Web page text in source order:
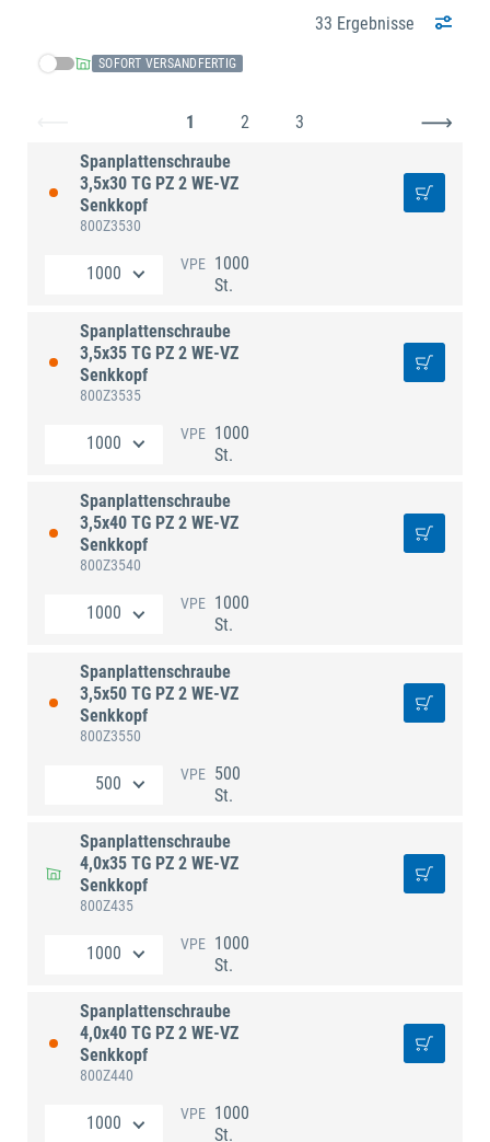
33 Ergebnisse
SOFORT VERSANDFERTIG
1 2
3
Spanplattenschraube
3,5x30 TG PZ 2 WE-VZ
Senkkopf
800Z3530
VPE 1000
St.
Spanplattenschraube
3,5x35 TG PZ 2 WE-VZ
Senkkopf
800Z3535
VPE 1000
St.
Spanplattenschraube
3,5x40 TG PZ 2 WE-VZ
Senkkopf
800Z3540
VPE 1000
St.
Spanplattenschraube
3,5x50 TG PZ 2 WE-VZ
Senkkopf
800Z3550
VPE 500
St.
Spanplattenschraube
4,0x35 TG PZ 2 WE-VZ
Senkkopf
800Z435
VPE 1000
St.
Spanplattenschraube
4,0x40 TG PZ 2 WE-VZ
Senkkopf
800Z440
VPE 1000
St.